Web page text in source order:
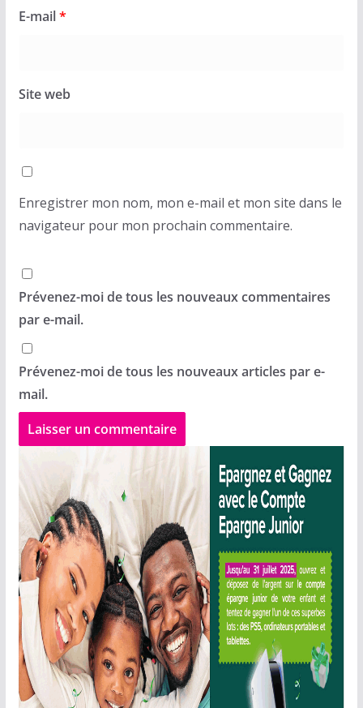
E-mail*
Site web
Enregistrer mon nom, mon e-mail et mon site dans le
navigateur pour mon prochain commentaire.
Prévenez-moi de tous les nouveaux commentaires
par e-mail.
Prévenez-moi de tous les nouveaux articles par e-
mail.